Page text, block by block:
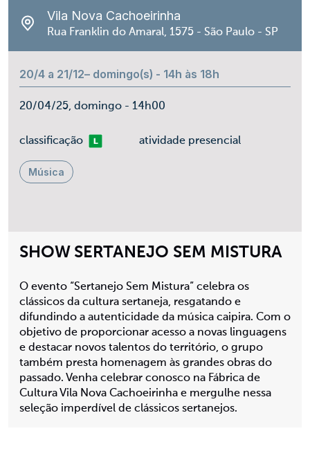
SHOW SERTANEJO SEM MISTURA
O evento “Sertanejo Sem Mistura” celebra os
clássicos da cultura sertaneja, resgatando e
difundindo a autenticidade da música caipira. Com o
objetivo de proporcionar acesso a novas linguagens
e destacar novos talentos do território, o grupo
também presta homenagem às grandes obras do
passado. Venha celebrar conosco na Fábrica de
Cultura Vila Nova Cachoeirinha e mergulhe nessa
seleção imperdível de clássicos sertanejos.
Vila Nova Cachoeirinha
Rua Franklin do Amaral, 1575 - São Paulo - SP
20/4 a 21/12– domingo(s) - 14h às 18h
20/04/25, domingo - 14h00
classificaçãoLivre atividade presencial
Música